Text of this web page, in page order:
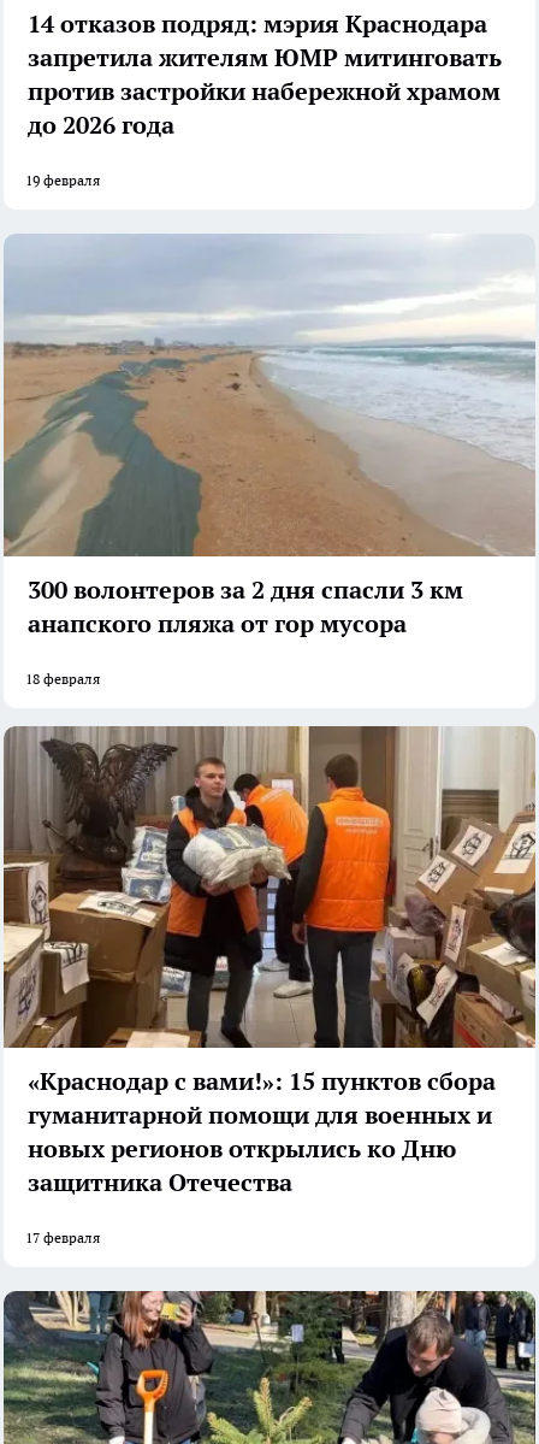
14 отказов подряд: мэрия Краснодара
запретила жителям ЮМР митинговать
против застройки набережной храмом
до 2026 года
19 февраля
300 волонтеров за 2 дня спасли 3 км
анапского пляжа от гор мусора
18 февраля
«Краснодар с вами!»: 15 пунктов сбора
гуманитарной помощи для военных и
новых регионов открылись ко Дню
защитника Отечества
17 февраля